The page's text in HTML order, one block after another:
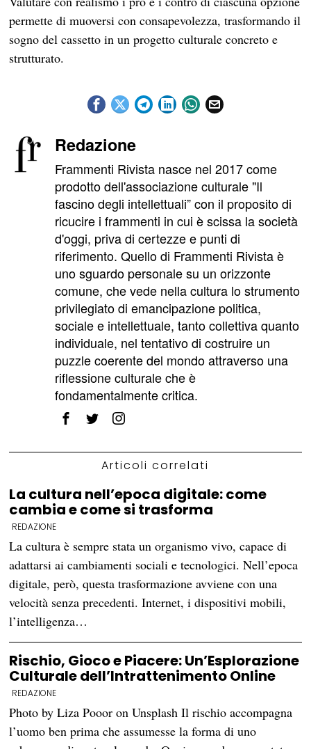
permette di muoversi con consapevolezza, trasformando il
sogno del cassetto in un progetto culturale concreto e
strutturato.
Redazione
Frammenti Rivista nasce nel 2017 come
prodotto dell'associazione culturale "Il
fascino degli intellettuali” con il proposito di
ricucire i frammenti in cui è scissa la società
d'oggi, priva di certezze e punti di
riferimento. Quello di Frammenti Rivista è
uno sguardo personale su un orizzonte
comune, che vede nella cultura lo strumento
privilegiato di emancipazione politica,
sociale e intellettuale, tanto collettiva quanto
individuale, nel tentativo di costruire un
puzzle coerente del mondo attraverso una
riflessione culturale che è
fondamentalmente critica.
Articoli correlati
La cultura nell’epoca digitale: come
cambia e come si trasforma
REDAZIONE
La cultura è sempre stata un organismo vivo, capace di
adattarsi ai cambiamenti sociali e tecnologici. Nell’epoca
digitale, però, questa trasformazione avviene con una
velocità senza precedenti. Internet, i dispositivi mobili,
l’intelligenza…
Rischio, Gioco e Piacere: Un’Esplorazione
Culturale dell’Intrattenimento Online
REDAZIONE
Photo by Liza Pooor on Unsplash Il rischio accompagna
l’uomo ben prima che assumesse la forma di uno